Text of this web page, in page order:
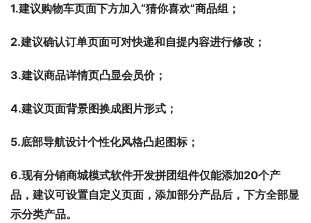
1.建议购物车页面下方加入“猜你喜欢”商品组；
2.建议确认订单页面可对快递和自提内容进行修改；
3.建议商品详情页凸显会员价；
4.建议页面背景图换成图片形式；
5.底部导航设计个性化风格凸起图标；
6.现有分销商城模式软件开发拼团组件仅能添加20个产
品，建议可设置自定义页面，添加部分产品后，下方全部显
示分类产品。